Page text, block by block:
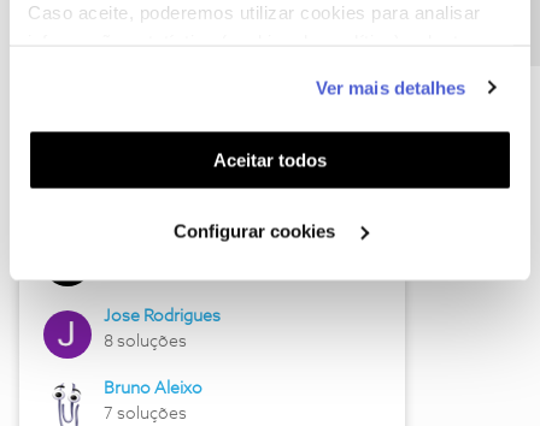
Caso aceite, poderemos utilizar cookies para analisar
funcionalidades (cookies de personalização e
funcionalidade) e adaptar anúncios aos seus interesses
(cookies de publicidade personalizada). Pode gerir a
utilização dos cookies clicando em "Configurar
Ver mais detalhes
Aceitar todos
Configurar cookies
Hall of Fame de junho
Jose Rodrigues
8 soluções
Bruno Aleixo
7 soluções